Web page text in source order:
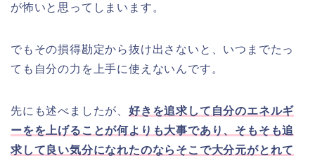
が怖いと思ってしまいます。
でもその損得勘定から抜け出さないと、いつまでたっ
ても自分の力を上手に使えないんです。
先にも述べましたが、 好きを追求して自分のエネルギ
ーをを上げることが何よりも大事であり、そもそも追
求して良い気分になれたのならそこで大分元がとれて